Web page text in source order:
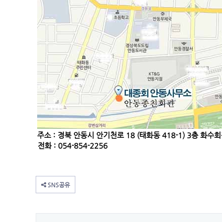
주소 : 경북 안동시 안기천로 18 (태화동 418-1) 3층 화수
전화 : 054-854-2256
SNS공유